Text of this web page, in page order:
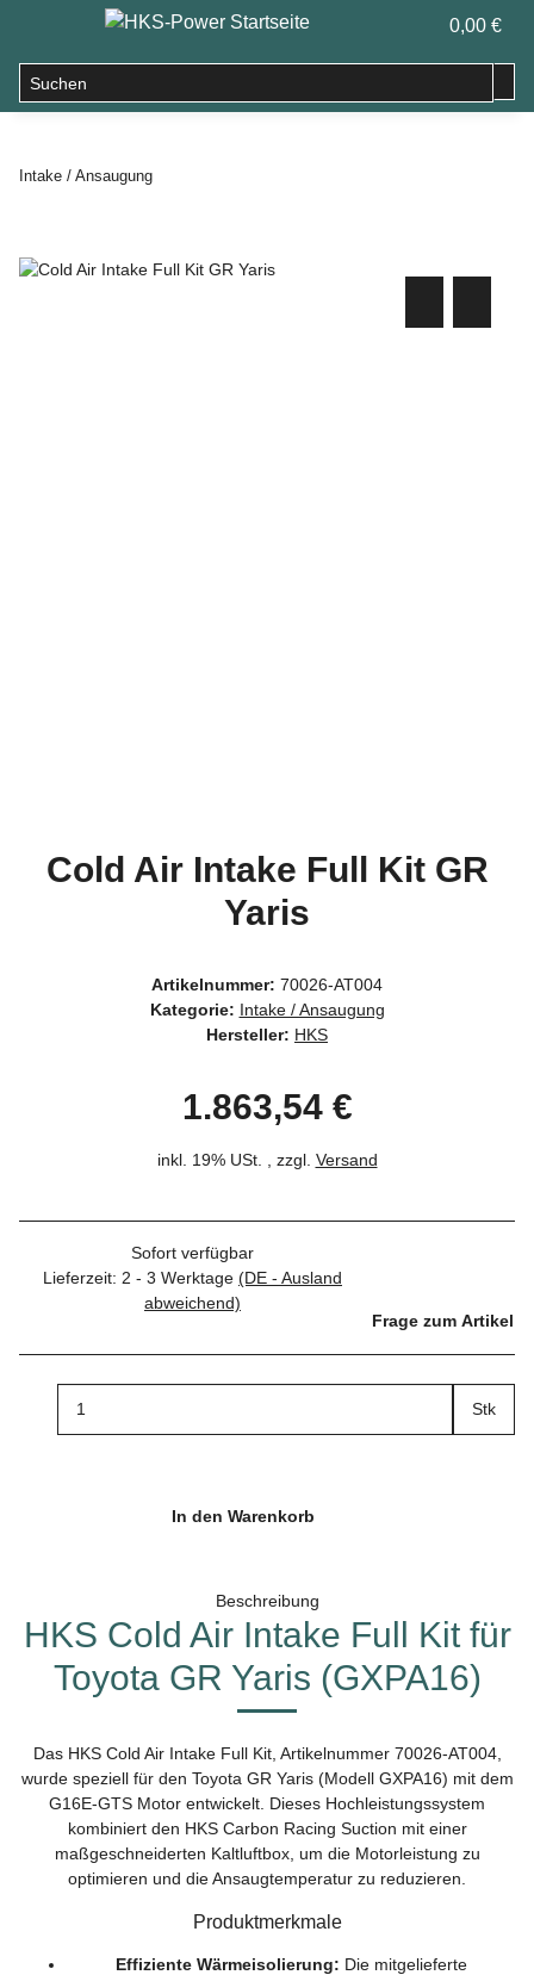
0,00 €
Intake / Ansaugung
Cold Air Intake Full Kit GR
Yaris
Artikelnummer: 70026-AT004
Kategorie: Intake / Ansaugung
Hersteller: HKS
1.863,54 €
inkl. 19% USt. , zzgl. Versand
Sofort verfügbar
Lieferzeit: 2 - 3 Werktage (DE - Ausland
abweichend)
Frage zum Artikel
Stk
In den Warenkorb
Beschreibung
HKS Cold Air Intake Full Kit für
Toyota GR Yaris (GXPA16)
Das HKS Cold Air Intake Full Kit, Artikelnummer 70026-AT004,
wurde speziell für den Toyota GR Yaris (Modell GXPA16) mit dem
G16E-GTS Motor entwickelt. Dieses Hochleistungssystem
kombiniert den HKS Carbon Racing Suction mit einer
maßgeschneiderten Kaltluftbox, um die Motorleistung zu
optimieren und die Ansaugtemperatur zu reduzieren.
Produktmerkmale
Effiziente Wärmeisolierung: Die mitgelieferte